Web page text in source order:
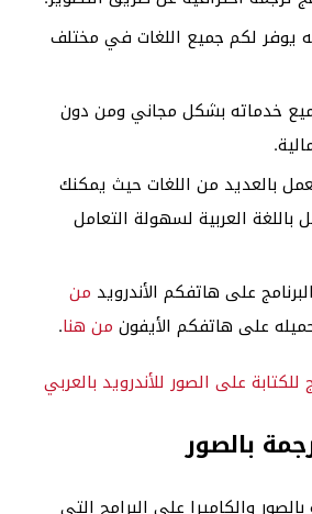
يوفر لكم جميع اللغات في مختلف
خدماته بشكل مجاني ومن دون
بالعديد من اللغات حيث يمكنك
العربية لسهولة التعامل
على هاتفكم الأندرويد من
على هاتفكم الأيفون من هنا.
على الصور للأندرويد بالعربي
بالصور
والكاميرا على البرامج التي